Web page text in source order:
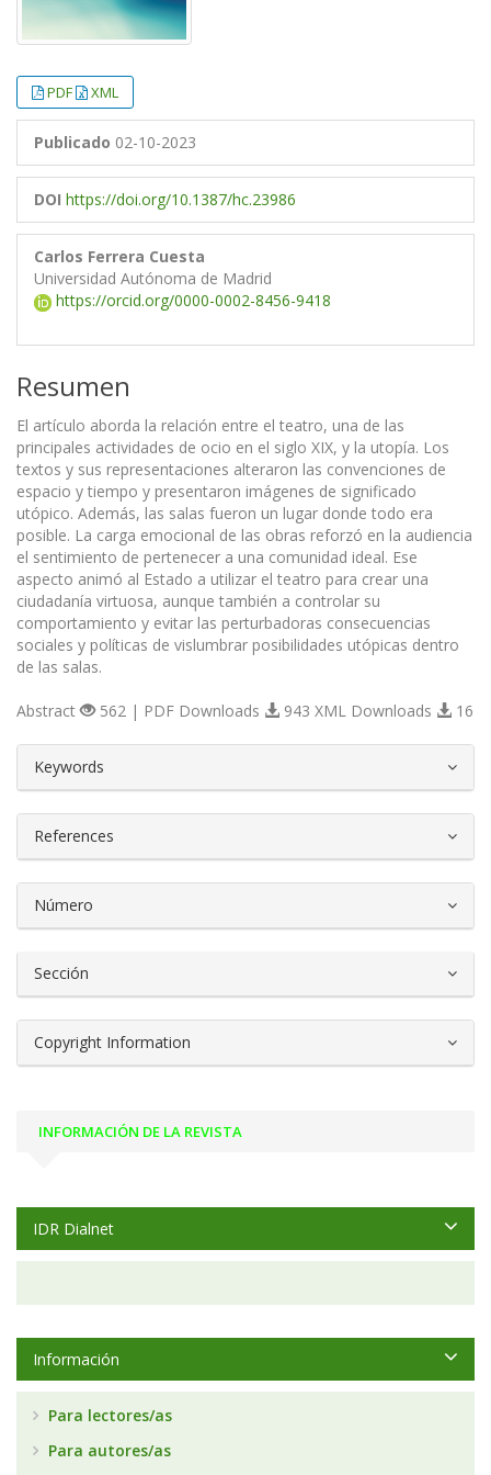
PDF XML
Publicado 02-10-2023
DOI https://doi.org/10.1387/hc.23986
Carlos Ferrera Cuesta
Universidad Autónoma de Madrid
https://orcid.org/0000-0002-8456-9418
Resumen
El artículo aborda la relación entre el teatro, una de las
principales actividades de ocio en el siglo XIX, y la utopía. Los
textos y sus representaciones alteraron las convenciones de
espacio y tiempo y presentaron imágenes de significado
utópico. Además, las salas fueron un lugar donde todo era
posible. La carga emocional de las obras reforzó en la audiencia
el sentimiento de pertenecer a una comunidad ideal. Ese
aspecto animó al Estado a utilizar el teatro para crear una
ciudadanía virtuosa, aunque también a controlar su
comportamiento y evitar las perturbadoras consecuencias
sociales y políticas de vislumbrar posibilidades utópicas dentro
de las salas.
Abstract 562 | PDF Downloads 943 XML Downloads 16
Keywords
References
Número
Sección
Copyright Information
INFORMACIÓN DE LA REVISTA
IDR Dialnet
Información
Para lectores/as
Para autores/as